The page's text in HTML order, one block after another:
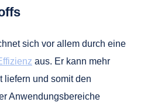
sich vor allem durch eine
aus. Er kann mehr
liefern und somit den
Anwendungsbereiche